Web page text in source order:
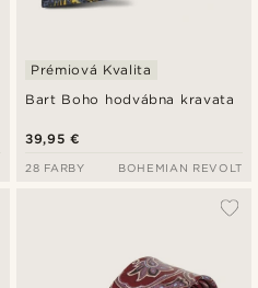
Bart Boho hodvábna kravata
Prémiová Kvalita
39,95 €
28 FARBY BOHEMIAN REVOLT